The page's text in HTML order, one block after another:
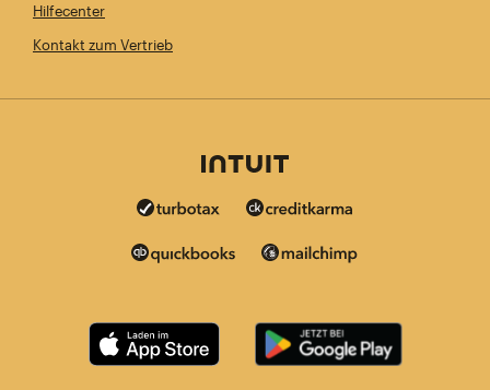
Hilfecenter
Kontakt zum Vertrieb